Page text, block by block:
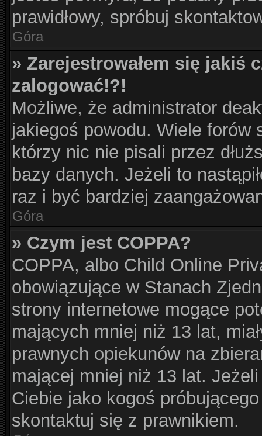
prawidłowy, spróbuj
Góra
» Zarejestrowałem się jakiś
zalogować!?!
Możliwe, że administrator
jakiegoś powodu. Wiele
którzy nic nie pisali przez
bazy danych. Jeżeli to
raz i być bardziej
Góra
» Czym jest COPPA?
COPPA, albo Child Online
obowiązujące w Stanach
strony internetowe mogące
mających mniej niż 13 lat,
prawnych opiekunów na
mającej mniej niż 13 lat.
Ciebie jako kogoś
skontaktuj się z prawnikiem.